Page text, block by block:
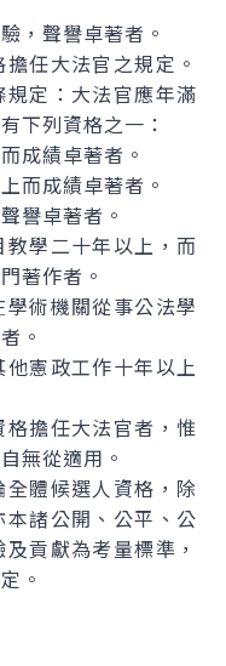
聲譽卓著者。
任大法官之規定。
定：大法官應年滿
下列資格之一：
成績卓著者。
成績卓著者。
譽卓著者。
學二十年以上，而
著作者。
術機關從事公法學
。
憲政工作十年以上
擔任大法官者，惟
無從適用。
體候選人資格，除
諸公開、公平、公
貢獻為考量標準，
。